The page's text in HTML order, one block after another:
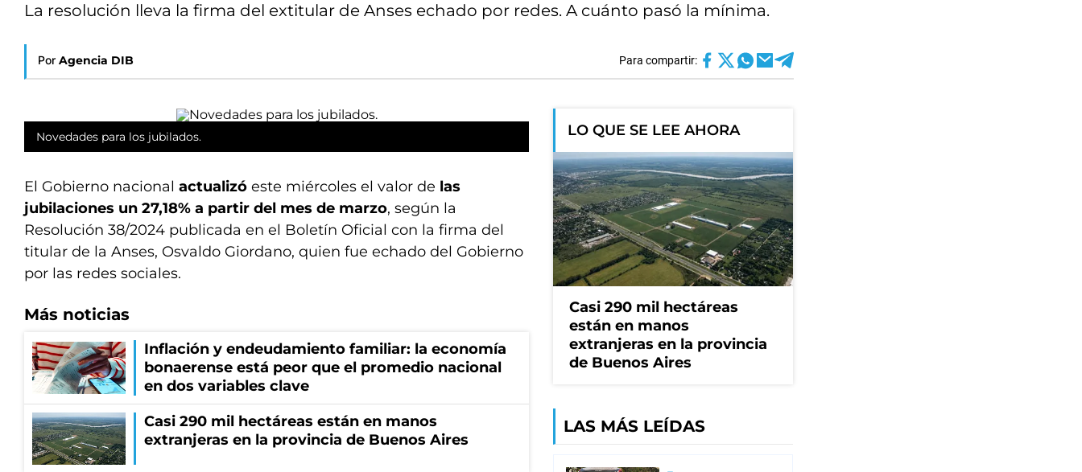
La resolución lleva la firma del extitular de Anses echado por redes. A cuánto pasó la mínima.
Por Agencia DIB Para compartir:
Novedades para los jubilados.
El Gobierno nacional actualizó este miércoles el valor de las
jubilaciones un 27,18% a partir del mes de marzo, según la
Resolución 38/2024 publicada en el Boletín Oficial con la firma del
titular de la Anses, Osvaldo Giordano, quien fue echado del Gobierno
por las redes sociales.
Más noticias
Inflación y endeudamiento familiar: la economía
bonaerense está peor que el promedio nacional
en dos variables clave
Casi 290 mil hectáreas están en manos
extranjeras en la provincia de Buenos Aires
LO QUE SE LEE AHORA
Casi 290 mil hectáreas
están en manos
extranjeras en la provincia
de Buenos Aires
LAS MÁS LEÍDAS